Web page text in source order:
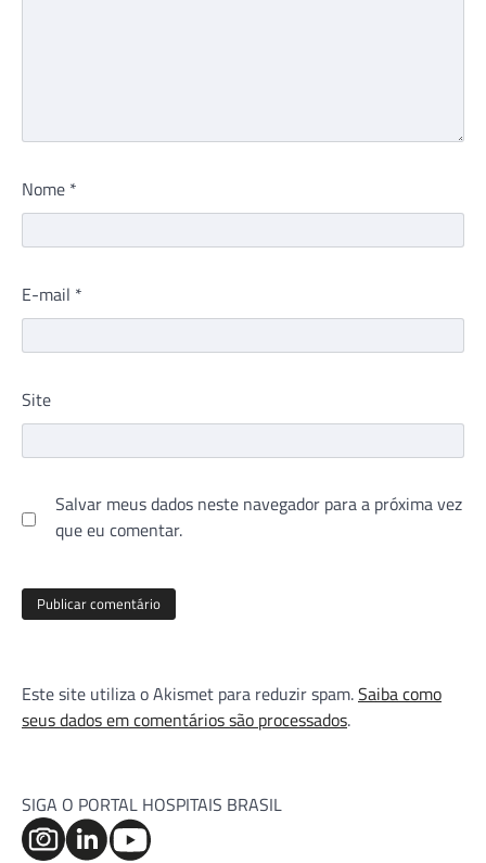
Nome *
E-mail *
Site
Salvar meus dados neste navegador para a próxima vez
que eu comentar.
Este site utiliza o Akismet para reduzir spam.Saiba como
seus dados em comentários são processados.
SIGA O PORTAL HOSPITAIS BRASIL